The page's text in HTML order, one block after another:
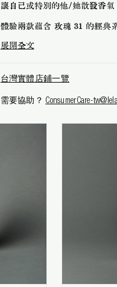
讓自己或特別的他/她散發香
體驗兩款蘊含 玫瑰 31 的經典
展開全文
台灣實體店鋪一覽
需要協助？ ConsumerCare-